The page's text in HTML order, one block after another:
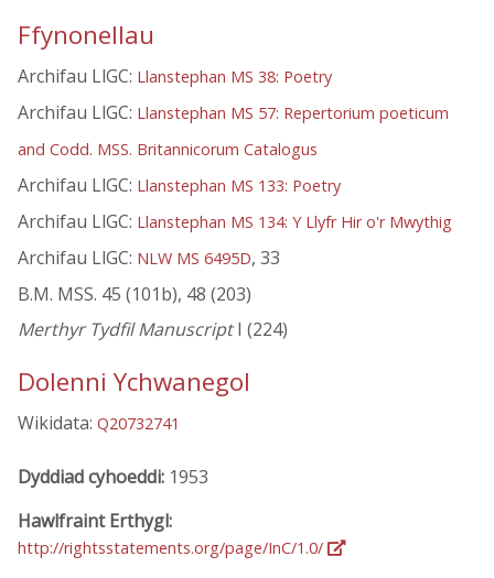
Ffynonellau
Archifau LlGC: Llanstephan MS 38: Poetry
Archifau LlGC: Llanstephan MS 57: Repertorium poeticum
and Codd. MSS. Britannicorum Catalogus
Archifau LlGC: Llanstephan MS 133: Poetry
Archifau LlGC: Llanstephan MS 134: Y Llyfr Hir o'r Mwythig
Archifau LlGC: NLW MS 6495D, 33
B.M. MSS. 45 (101b), 48 (203)
Merthyr Tydfil ManuscriptI (224)
Dolenni Ychwanegol
Wikidata: Q20732741
Dyddiad cyhoeddi: 1953
Hawlfraint Erthygl:
http://rightsstatements.org/page/InC/1.0/